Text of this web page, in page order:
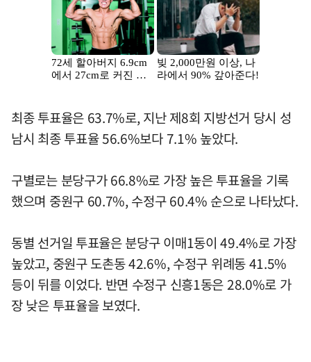
최종 투표율은 63.7%로, 지난 제8회 지방선거 당시 성
남시 최종 투표율 56.6%보다 7.1% 높았다.
구별로는 분당구가 66.8%로 가장 높은 투표율을 기록
했으며 중원구 60.7%, 수정구 60.4% 순으로 나타났다.
동별 선거일 투표율은 분당구 이매1동이 49.4%로 가장
높았고, 중원구 도촌동 42.6%, 수정구 위례동 41.5%
등이 뒤를 이었다. 반면 수정구 신흥1동은 28.0%로 가
장 낮은 투표율을 보였다.